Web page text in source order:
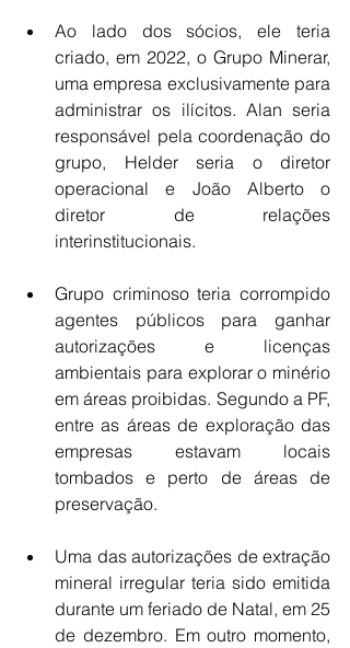
Ao lado dos sócios, ele teria
criado, em 2022, o Grupo Minerar,
uma empresa exclusivamente para
administrar os ilícitos. Alan seria
responsável pela coordenação do
grupo, Helder seria o diretor
operacional e João Alberto o
diretor de relações
interinstitucionais.
Grupo criminoso teria corrompido
agentes públicos para ganhar
autorizações e licenças
ambientais para explorar o minério
em áreas proibidas. Segundo a PF,
entre as áreas de exploração das
empresas estavam locais
tombados e perto de áreas de
preservação.
Uma das autorizações de extração
mineral irregular teria sido emitida
durante um feriado de Natal, em 25
de dezembro. Em outro momento,